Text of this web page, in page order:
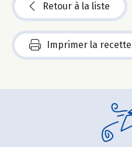
Retour à la liste
Imprimer la recette